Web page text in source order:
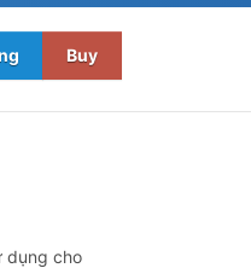
Buy
dụng cho